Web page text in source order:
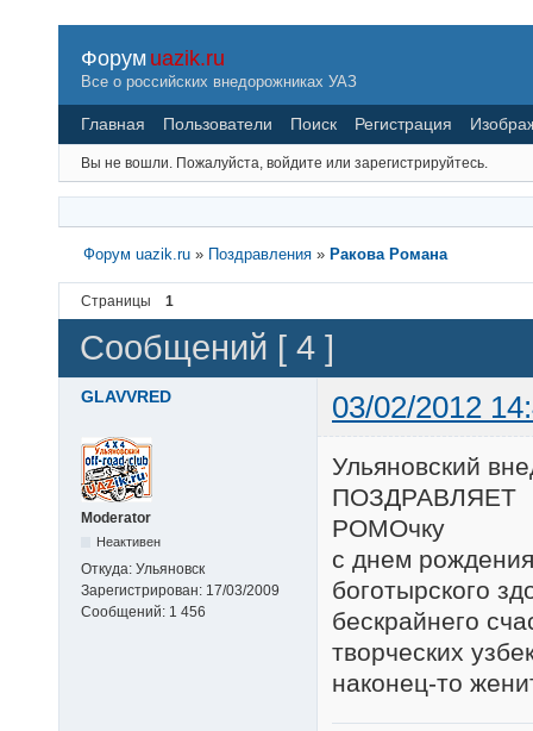
Форум uazik.ru
Все о российских внедорожниках УАЗ
Главная Пользователи Поиск Регистрация
Вы не вошли. Пожалуйста, войдите или зарегистрируйтесь.
Форум uazik.ru » Поздравления » Ракова Романа
Страницы 1
Сообщений [ 4 ]
GLAVVRED 03/02/2012
Moderator
Неактивен
Откуда: Ульяновск
Зарегистрирован: 17/03/2009
Сообщений: 1 456
Ульяновский
ПОЗДРАВЛЯЕТ
РОМОчку
с днем
боготырского
бескрайнего
творческих
наконец-то